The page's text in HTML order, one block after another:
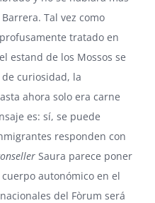
Tal vez como
tratado en
estand de los Mossos se
curiosidad, la
ahora solo era carne
es: sí, se puede
responden con
Saura parece poner
autonómico en el
del Fòrum será